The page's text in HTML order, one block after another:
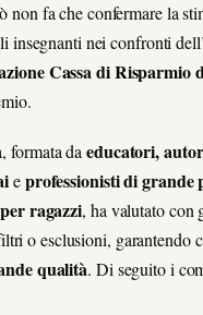
non fa che confermare la
insegnanti nei confronti
Cassa di Risparmio
formata daeducatori,
eprofessionisti di grande
ragazzi, ha valutato con
o esclusioni, garantendo
qualità. Di seguito i